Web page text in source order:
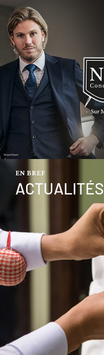
EN BREF
ACTUALITÉS